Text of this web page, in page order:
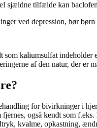
I sjældne tilfælde kan
ved depression, bør børn
kaliumsulfat
af ​​den natur, der er
for bivirkninger i
fjernes, også kendt som
kvalme, opkastning,